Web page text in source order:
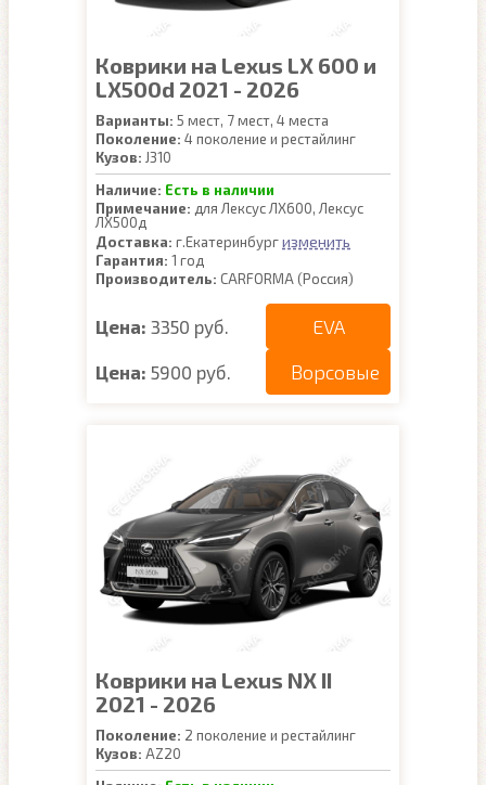
Коврики на Lexus LX 600 и
LX500d 2021 - 2026
Варианты: 5 мест, 7 мест, 4 места
Поколение: 4 поколение и рестайлинг
Кузов: J310
Наличие: Есть в наличии
Примечание: для Лексус ЛХ600, Лексус
ЛХ500д
Доставка: г.Екатеринбургизменить
Гарантия: 1 год
Производитель: CARFORMA (Россия)
Цена: 3350 руб. EVA
Цена: 5900 руб. Ворсовые
Коврики на Lexus NX II
2021 - 2026
Поколение: 2 поколение и рестайлинг
Кузов: AZ20